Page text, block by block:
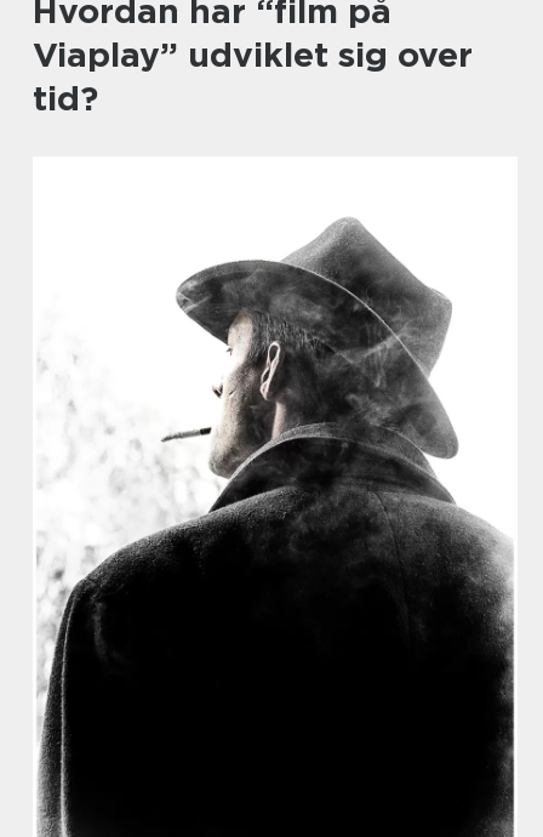
Hvordan har “film på
Viaplay” udviklet sig over
tid?